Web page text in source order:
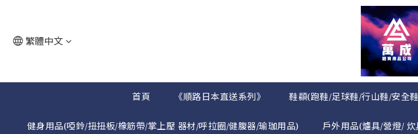
繁體中文
首頁 《順路日本直送系列》 鞋纇(跑鞋/足球鞋/行山鞋/安全
健身用品(啞鈴/扭扭板/橡筋帶/掌上壓 器材/呼拉圈/健腹器/瑜珈用品) 戶外用品(爐具/營燈/